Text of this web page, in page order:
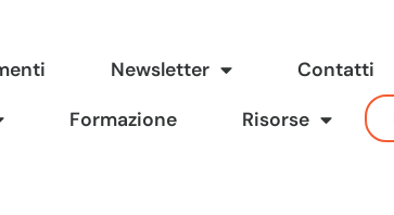
Newsletter Contatti
Formazione Risorse